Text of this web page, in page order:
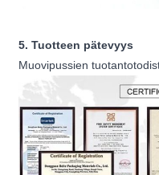
5. Tuotteen pätevyys
Muovipussien